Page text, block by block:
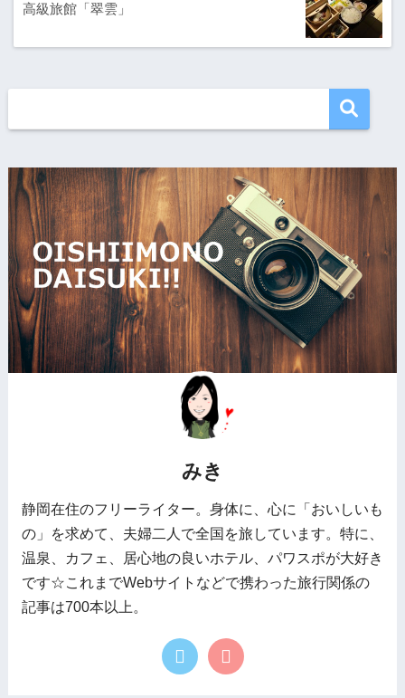
高級旅館「翠雲」
みき
静岡在住のフリーライター。身体に、心に「おいしいも
の」を求めて、夫婦二人で全国を旅しています。特に、
温泉、カフェ、居心地の良いホテル、パワスポが大好き
です☆これまでWebサイトなどで携わった旅行関係の
記事は700本以上。